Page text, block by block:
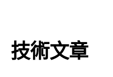
技術文章